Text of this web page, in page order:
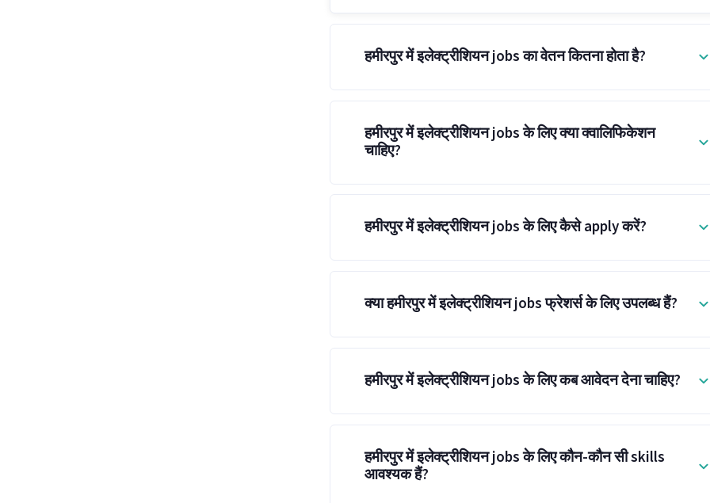
हमीरपुर में इलेक्ट्रीशियन jobs का वेतन कितना होता है?
हमीरपुर में इलेक्ट्रीशियन jobs के लिए क्या क्वालिफिकेशन
चाहिए?
हमीरपुर में इलेक्ट्रीशियन jobs के लिए कैसे apply करें?
क्या हमीरपुर में इलेक्ट्रीशियन jobs फ्रेशर्स के लिए उपलब्ध हैं?
हमीरपुर में इलेक्ट्रीशियन jobs के लिए कब आवेदन देना चाहिए?
हमीरपुर में इलेक्ट्रीशियन jobs के लिए कौन-कौन सी skills
आवश्यक हैं?